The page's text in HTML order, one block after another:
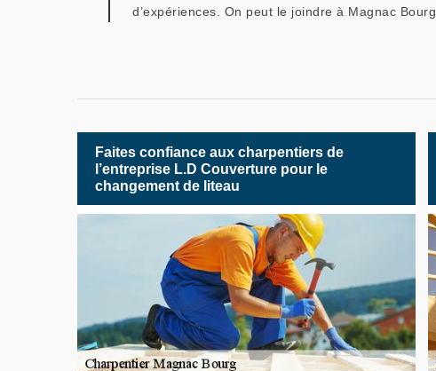
d’expériences. On peut le joindre à Magnac Bourg.
Faites confiance aux charpentiers de
l’entreprise L.D Couverture pour le
changement de liteau